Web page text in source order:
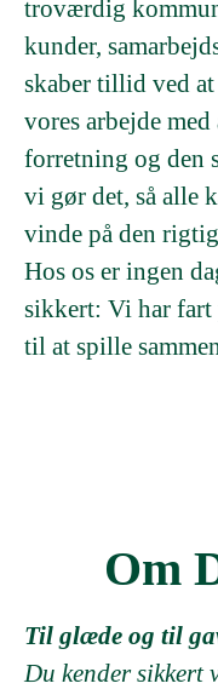
troværdig
kunder,
skaber tillid ved
vores arbejde
forretning og den
vi gør det, så alle
vinde på den
Hos os er ingen
sikkert: Vi har fart
til at spille
Om
Til glæde og til
Du kender sikkert